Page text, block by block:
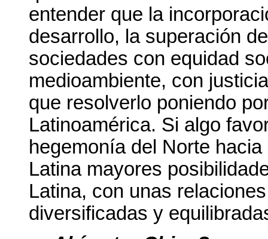
entender que la
desarrollo, la superación
sociedades con equidad
medioambiente, con
que resolverlo poniendo
Latinoamérica. Si algo
hegemonía del Norte
Latina mayores
Latina, con unas
diversificadas y